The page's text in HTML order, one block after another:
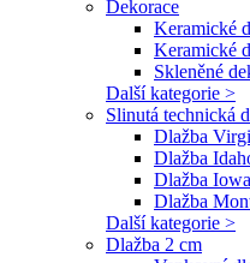
Dekorace
Keramické
Keramické
Skleněné
Další kategorie >
Slinutá technická
Dlažba
Dlažba
Dlažba
Dlažba
Další kategorie >
Dlažba 2 cm